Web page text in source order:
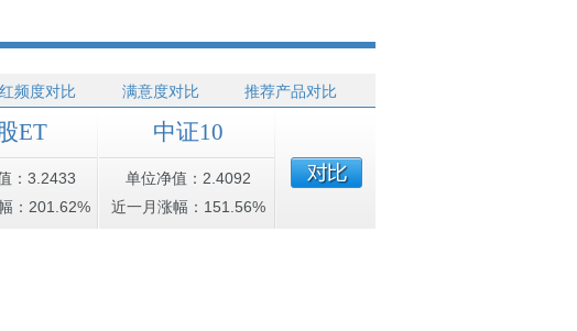
频度对比 满意度对比 推荐产品对比
ET
：3.2433
：201.62%
中证10
单位净值：2.4092
近一月涨幅：151.56%